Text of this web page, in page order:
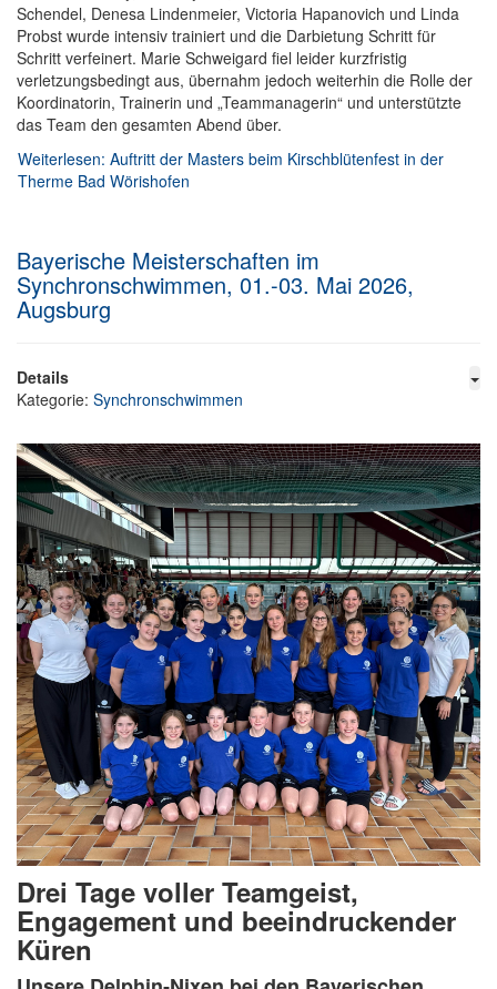
Schendel, Denesa Lindenmeier, Victoria Hapanovich und Linda
Probst wurde intensiv trainiert und die Darbietung Schritt für
Schritt verfeinert. Marie Schweigard fiel leider kurzfristig
verletzungsbedingt aus, übernahm jedoch weiterhin die Rolle der
Koordinatorin, Trainerin und „Teammanagerin“ und unterstützte
das Team den gesamten Abend über.
Weiterlesen: Auftritt der Masters beim Kirschblütenfest in der
Therme Bad Wörishofen
Bayerische Meisterschaften im
Synchronschwimmen, 01.-03. Mai 2026,
Augsburg
Details
Kategorie: Synchronschwimmen
Drei Tage voller Teamgeist,
Engagement und beeindruckender
Küren